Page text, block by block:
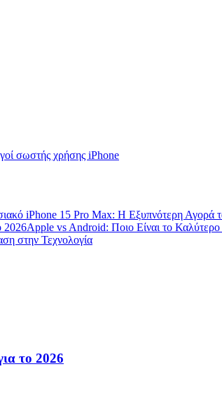
σωστής χρήσης iPhone
iPhone 15 Pro Max: Η Εξυπνότερη Αγορά
2026Apple vs Android: Ποιο Είναι το Καλύτερο
στην Τεχνολογία
το 2026